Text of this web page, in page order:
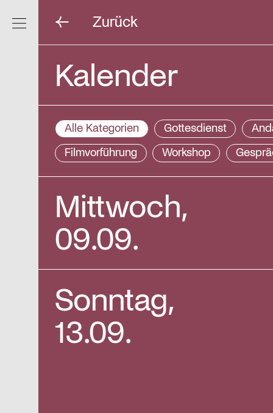
Navigation ein/ausblenden
Zurück
Kalender
Alle Kategorien Gottesdienst
Filmvorführung
Workshop
Mittwoch,
09.09.
Sonntag,
13.09.